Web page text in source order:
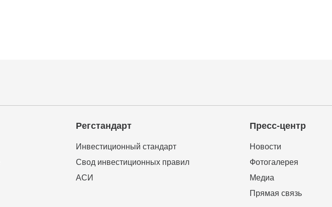
Регстандарт
Инвестиционный стандарт
Свод инвестиционных правил
АСИ
Пресс-центр
Новости
Фотогалерея
Медиа
Прямая связь